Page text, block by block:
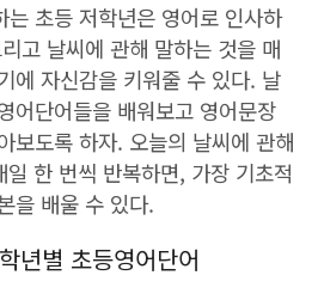
는 초등 저학년은 영어로 인사하
고 날씨에 관해 말하는 것을 매
에 자신감을 키워줄 수 있다. 날
어단어들을 배워보고 영어문장
보도록 하자. 오늘의 날씨에 관해
한 번씩 반복하면, 가장 기초적
을 배울 수 있다.
년별 초등영어단어